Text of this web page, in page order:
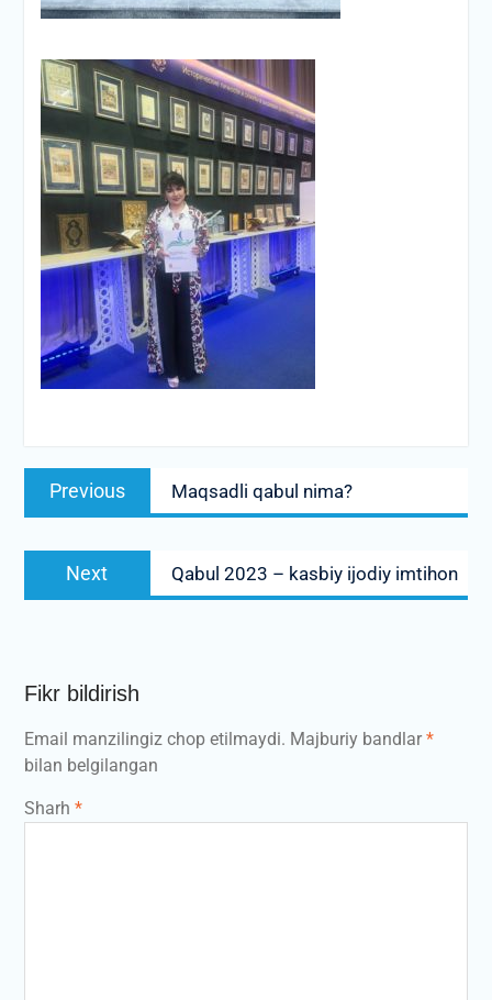
Post
menyusi
Previous
post:
Maqsadli qabul nima?
Next
Next
post:
Qabul 2023 – kasbiy ijodiy imtihon
Fikr bildirish
Email manzilingiz chop etilmaydi. Majburiy bandlar*
bilan belgilangan
Sharh *